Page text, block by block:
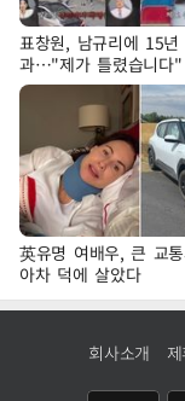
표창원, 남규리에 15
과…"제가 틀렸습니다"
英유명 여배우, 큰 교
아차 덕에 살았다
회사소개